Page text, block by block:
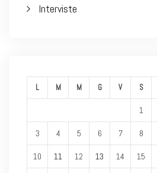
Interviste
L M M G V S
1
3 4 5 6 7 8
10 11 12 13 14 15